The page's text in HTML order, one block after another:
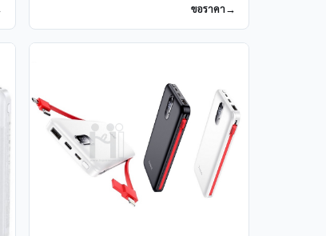
ขอราคา